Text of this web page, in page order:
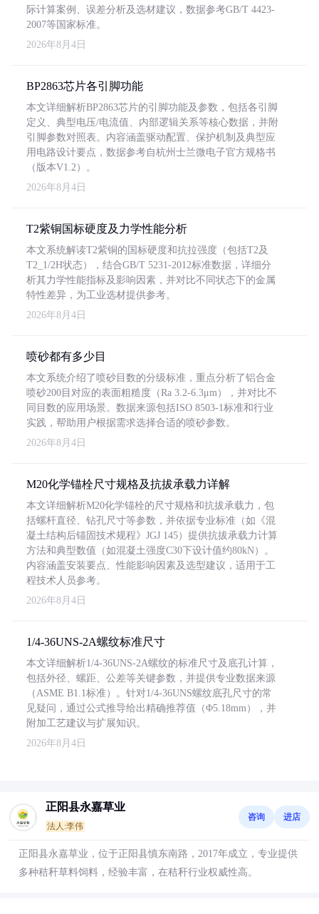
际计算案例、误差分析及选材建议，数据参考GB/T 4423-
2007等国家标准。
2026年8月4日
BP2863芯片各引脚功能
本文详细解析BP2863芯片的引脚功能及参数，包括各引脚
定义、典型电压/电流值、内部逻辑关系等核心数据，并附
引脚参数对照表。内容涵盖驱动配置、保护机制及典型应
用电路设计要点，数据参考自杭州士兰微电子官方规格书
（版本V1.2）。
2026年8月4日
T2紫铜国标硬度及力学性能分析
本文系统解读T2紫铜的国标硬度和抗拉强度（包括T2及
T2_1/2H状态），结合GB/T 5231-2012标准数据，详细分
析其力学性能指标及影响因素，并对比不同状态下的金属
特性差异，为工业选材提供参考。
2026年8月4日
喷砂都有多少目
本文系统介绍了喷砂目数的分级标准，重点分析了铝合金
喷砂200目对应的表面粗糙度（Ra 3.2-6.3μm），并对比不
同目数的应用场景。数据来源包括ISO 8503-1标准和行业
实践，帮助用户根据需求选择合适的喷砂参数。
2026年8月4日
M20化学锚栓尺寸规格及抗拔承载力详解
本文详细解析M20化学锚栓的尺寸规格和抗拔承载力，包
括螺杆直径、钻孔尺寸等参数，并依据专业标准（如《混
凝土结构后锚固技术规程》JGJ 145）提供抗拔承载力计算
方法和典型数值（如混凝土强度C30下设计值约80kN）。
内容涵盖安装要点、性能影响因素及选型建议，适用于工
程技术人员参考。
2026年8月4日
1/4-36UNS-2A螺纹标准尺寸
本文详细解析1/4-36UNS-2A螺纹的标准尺寸及底孔计算，
包括外径、螺距、公差等关键参数，并提供专业数据来源
（ASME B1.1标准）。针对1/4-36UNS螺纹底孔尺寸的常
见疑问，通过公式推导给出精确推荐值（Φ5.18mm），并
附加工艺建议与扩展知识。
2026年8月4日
正阳县永嘉草业
法人:李伟
咨询 进店
正阳县永嘉草业，位于正阳县慎东南路，2017年成立，专业提供
多种秸秆草料饲料，经验丰富，在秸秆行业权威性高。